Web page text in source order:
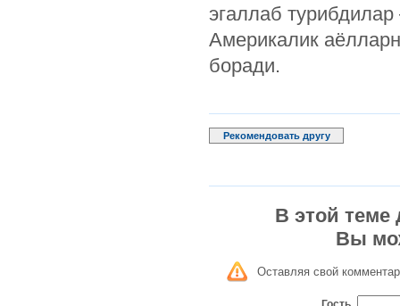
эгаллаб
Америкалик
боради.
Рекомендовать другу
В этой теме
Вы
Оставляя свой